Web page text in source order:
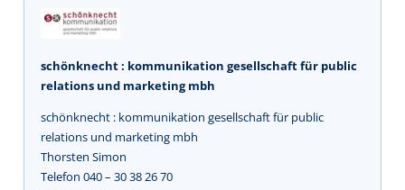
schönknecht : kommunikation gesellschaft für public
relations und marketing mbh
schönknecht : kommunikation gesellschaft für public
relations und marketing mbh
Thorsten Simon
Telefon 040 – 30 38 26 70